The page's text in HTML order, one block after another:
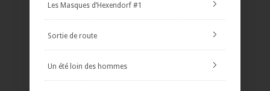
Les Masques d’Hexendorf #1
Sortie de route
Un été loin des hommes